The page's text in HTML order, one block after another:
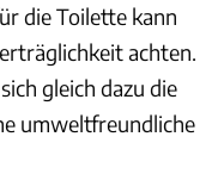
die Toilette kann
achten.
gleich dazu die
umweltfreundliche